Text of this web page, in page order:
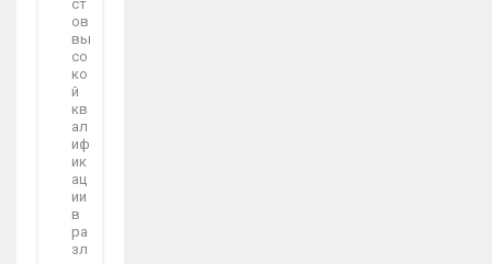
ст
ов
вы
со
ко
й
кв
ал
иф
ик
ац
ии
в
ра
зл